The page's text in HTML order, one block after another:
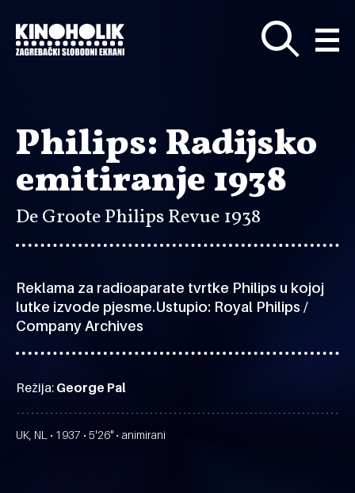
glavni
sadržaj
Philips: Radijsko
emitiranje 1938
De Groote Philips Revue 1938
Reklama za radioaparate tvrtke Philips u kojoj
lutke izvode pjesme.Ustupio: Royal Philips /
Company Archives
Režija: George Pal
UK, NL • 1937 • 5'26" • animirani